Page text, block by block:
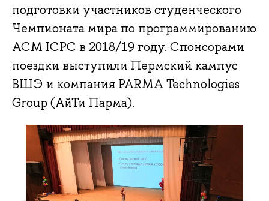
подготовки участников студенческого
Чемпионата мира по программированию
ACM ICPC в 2018/19 году. Спонсорами
поездки выступили Пермский кампус
ВШЭ и компания PARMA Technologies
Group (АйТи Парма).